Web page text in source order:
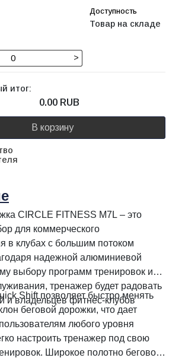
Товар на складе
>
итог:
0.00 RUB
В корзину
CIRCLE FITNESS M7L – это
для коммерческого
в клубах с большим потоком
надежной алюминиевой
выбору программ тренировок и
тренажер будет радовать
и владельцев фитнес-клубов
Shift позволяет быстро менять
беговой дорожки, что дает
любого уровня
настроить тренажер под свою
Широкое полотно беговой